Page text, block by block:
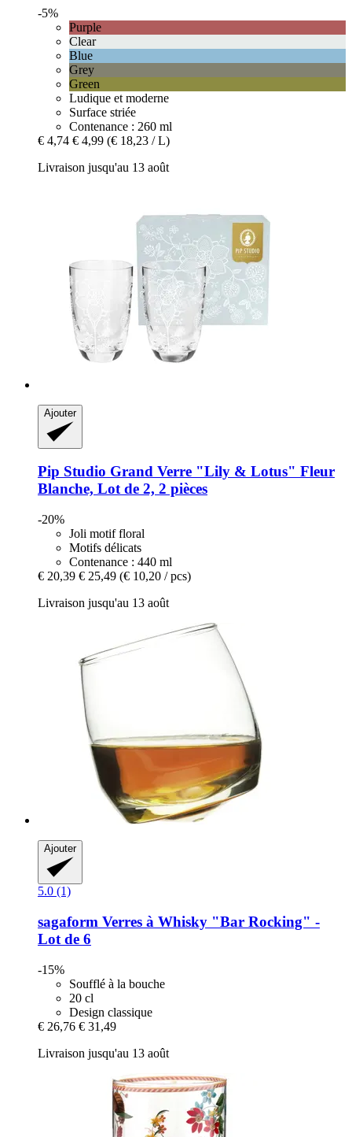
-5%
Purple
Clear
Blue
Grey
Green
Ludique et moderne
Surface striée
Contenance : 260 ml
€ 4,74 € 4,99 (€ 18,23 / L)
Livraison jusqu'au 13 août
Ajouter
Pip Studio Grand Verre "Lily & Lotus" Fleur
Blanche, Lot de 2, 2 pièces
-20%
Joli motif floral
Motifs délicats
Contenance : 440 ml
€ 20,39 € 25,49 (€ 10,20 / pcs)
Livraison jusqu'au 13 août
Ajouter
5.0 (1)
sagaform Verres à Whisky "Bar Rocking" -​
Lot de 6
-15%
Soufflé à la bouche
20 cl
Design classique
€ 26,76 € 31,49
Livraison jusqu'au 13 août